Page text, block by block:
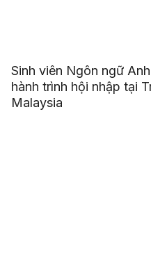
Sinh viên Ngôn ngữ
hành trình hội nhập tại
Malaysia